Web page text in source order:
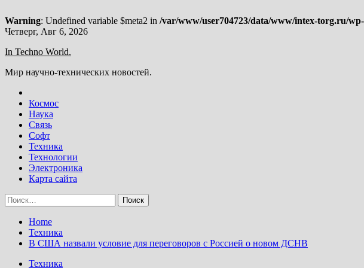
Warning: Undefined variable $meta2 in /var/www/user704723/data/www/intex-torg.ru/
Skip
content
Четверг, Авг 6, 2026
In Techno World.
Мир научно-технических новостей.
Космос
Наука
Связь
Софт
Техника
Технологии
Электроника
Карта сайта
Найти:
Home
Техника
В США назвали условие для переговоров с Россией о новом ДСНВ
Техника